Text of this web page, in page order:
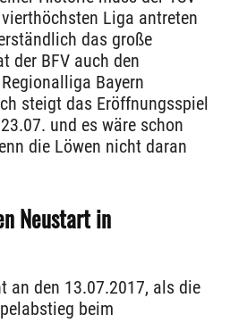
Liga antreten
das große
der BFV auch den
Bayern
steigt das Eröffnungsspiel
und es wäre schon
die Löwen nicht daran
Neustart in
an den 13.07.2017, als die
beim